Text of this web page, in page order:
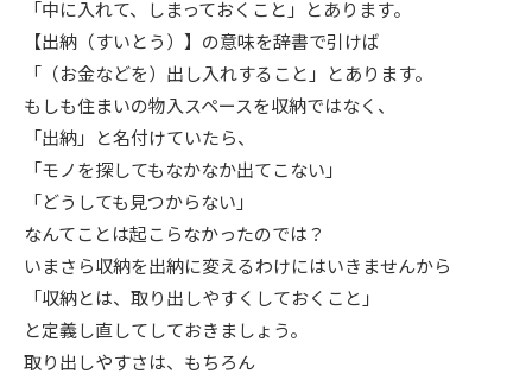
ニュース
イベント情報
資料請求・お問い合わせ
「中に入れて、しまっておくこと」とあります。
【出納（すいとう）】の意味を辞書で引けば
「（お金などを）出し入れすること」とあります。
もしも住まいの物入スペースを収納ではなく、
「出納」と名付けていたら、
「モノを探してもなかなか出てこない」
「どうしても見つからない」
なんてことは起こらなかったのでは？
いまさら収納を出納に変えるわけにはいきませんから
「収納とは、取り出しやすくしておくこと」
と定義し直してしておきましょう。
取り出しやすさは、もちろん